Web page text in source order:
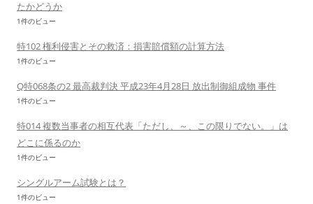
たかどうか
1件のビュー
特102 権利侵害とその救済：損害賠償額の計算方法
1件のビュー
Q特068条の2 最高裁判決 平成23年4月28日 放出制御組成物 事件
1件のビュー
特014 複数当事者の相互代表「ただし、～、この限りでない。」は
どこに係るのか
1件のビュー
シングルアーム試験とは？
1件のビュー